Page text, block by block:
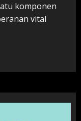
komponen
vital